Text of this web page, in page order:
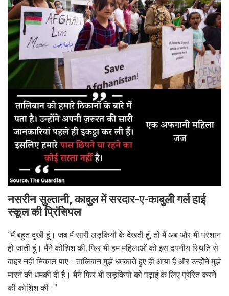
नसरीन सुल्तानी, काबुल में सरदार-ए-काबुली गर्ल हाई
स्कूल की प्रिंसिपल
“मैं बहुत दुखी हूं। जब मैं सारी लड़कियों के देखती हूं, तो मैं अब और भी परेशान
हो जाती हूं। मैंने कोशिश की, फिर भी हम महिलाओं को इस दयनीय स्थिति से
बाहर नहीं निकाल पाए। तालिबान मुझे धमकाते हुए ही आया है और उन्होंने मुझे
मारने की धमकी दी है। मैंने फिर भी लड़कियों को पढ़ाई के लिए प्रेरित करने
की कोशिश की।”